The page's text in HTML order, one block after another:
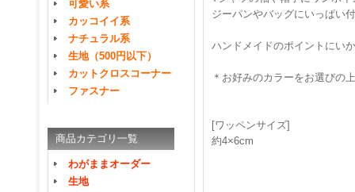
可愛い系
カッコイイ系
ナチュラル系
生地（500円以下）
カットクロスコーナー
ファスナー
商品カテゴリ一覧
わがままオーダー
生地
ジーパンやバッグにいっぱい
ハンドメイドのポイントにい
＊お好みのカラーをお選びの
[ワッペンサイズ]
約4×6cm